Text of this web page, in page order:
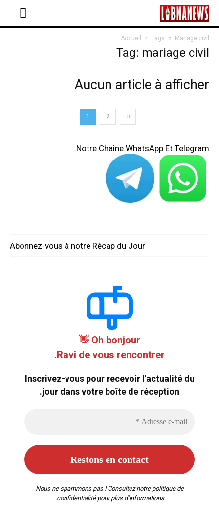
Accueil Tags Mariage civil
Tag: mariage civil
Aucun article à afficher
1 2
Notre Chaine WhatsApp Et Telegram
Abonnez-vous à notre Récap du Jour
Oh bonjour 👋
Ravi de vous rencontrer.
Inscrivez-vous pour recevoir l'actualité du
jour dans votre boîte de réception.
Nous ne spammons pas ! Consultez notre politique de
confidentialitépour plus d’informations.